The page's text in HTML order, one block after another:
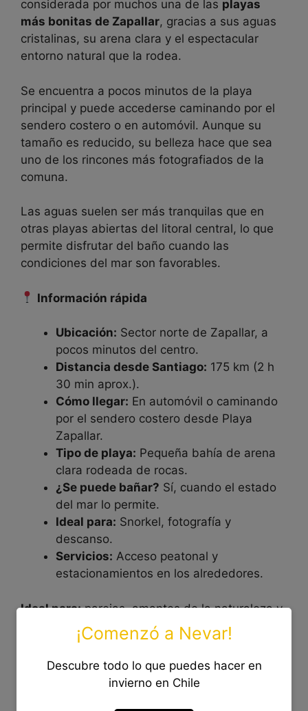
considerada por muchos una de las playas
más bonitas de Zapallar, gracias a sus aguas
cristalinas, su arena clara y el espectacular
entorno natural que la rodea.
Se encuentra a pocos minutos de la playa
principal y puede accederse caminando por el
sendero costero o en automóvil. Aunque su
tamaño es reducido, su belleza hace que sea
uno de los rincones más fotografiados de la
comuna.
Las aguas suelen ser más tranquilas que en
otras playas abiertas del litoral central, lo que
permite disfrutar del baño cuando las
condiciones del mar son favorables.
Información rápida
Ubicación: Sector norte de Zapallar, a
pocos minutos del centro.
Distancia desde Santiago: 175 km (2 h
30 min aprox.).
Cómo llegar: En automóvil o caminando
por el sendero costero desde Playa
Zapallar.
Tipo de playa: Pequeña bahía de arena
clara rodeada de rocas.
¿Se puede bañar? Sí, cuando el estado
del mar lo permite.
Ideal para: Snorkel, fotografía y
descanso.
Servicios: Acceso peatonal y
estacionamientos en los alrededores.
Ideal para:parejas, amantes de la naturaleza y
quienes buscan playas lindas en Zapallar.
¡Comenzó a Nevar!
Descubre todo lo que puedes hacer en
invierno en Chile